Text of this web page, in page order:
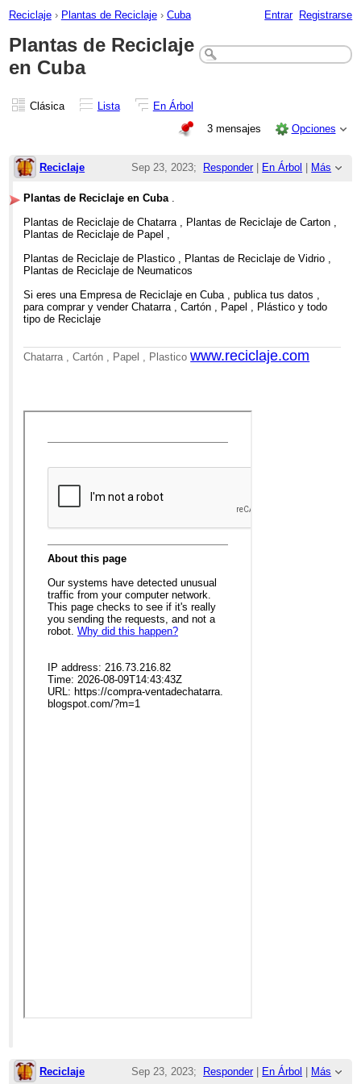
Reciclaje › Plantas de Reciclaje › Cuba Entrar Registrarse
Plantas de Reciclaje
en Cuba
Clásica Lista
En Árbol
3 mensajes
Opciones
Reciclaje Responder| En Árbol Más
Sep 23, 2023;
8:59am
Plantas de Reciclaje en Cuba
Plantas de Reciclaje en Cuba.
Plantas de Reciclaje de Chatarra , Plantas de Reciclaje de Carton ,
Plantas de Reciclaje de Papel ,
Plantas de Reciclaje de Plastico , Plantas de Reciclaje de Vidrio ,
Plantas de Reciclaje de Neumaticos
Si eres una Empresa de Reciclaje en Cuba , publica tus datos ,
para comprar y vender Chatarra , Cartón , Papel , Plástico y todo
tipo de Reciclaje
Chatarra , Cartón , Papel , Plasticowww.reciclaje.com
Reciclaje Responder| En Árbol Más
Sep 23, 2023;